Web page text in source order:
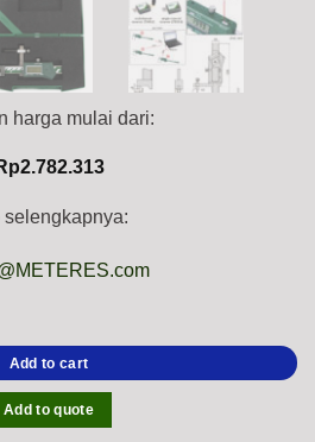
harga mulai dari:
2.782.313
selengkapnya:
Gauge (Wireless Output) Accuracy; 20μm,
Add to cart
Add to quote